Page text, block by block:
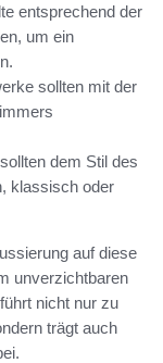
entsprechend der
um ein
sollten mit der
dem Stil des
klassisch oder
auf diese
unverzichtbaren
nicht nur zu
trägt auch